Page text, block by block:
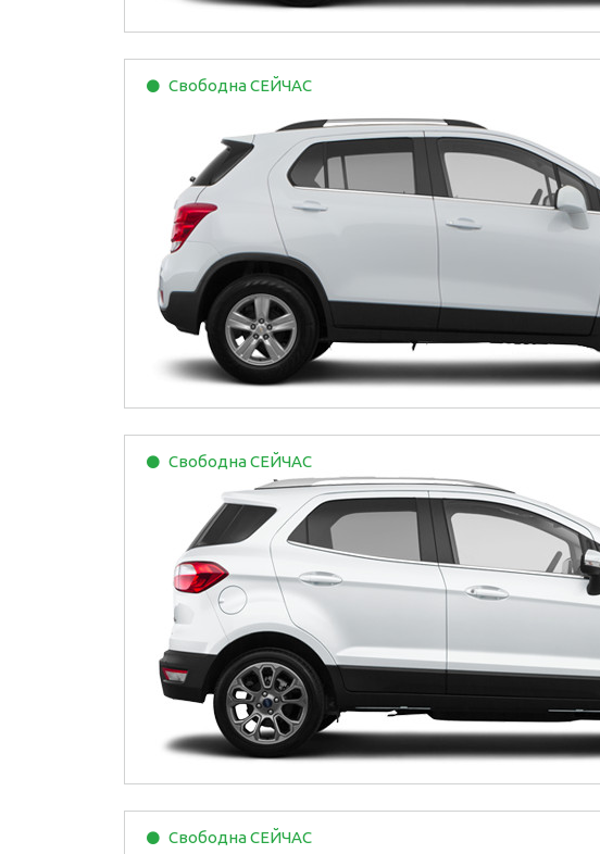
СвободнаСЕЙЧАС
СвободнаСЕЙЧАС
СвободнаСЕЙЧАС